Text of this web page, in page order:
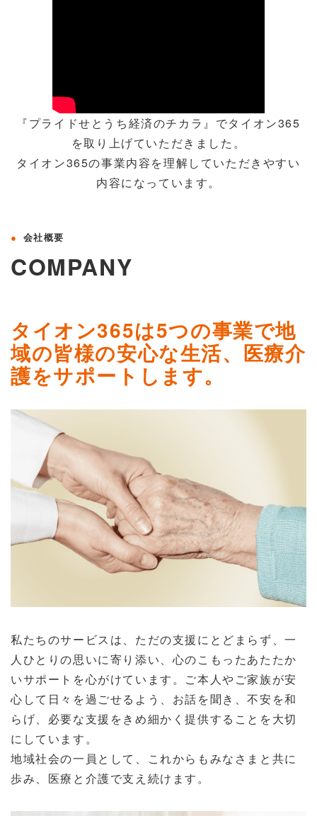
『プライドせとうち経済のチカラ』でタイオン365
を取り上げていただきました。
タイオン365の事業内容を理解していただきやすい
内容になっています。
COMPANY
会社概要
タイオン365は5つの事業で地
域の皆様の安心な生活、医療介
護をサポートします。
私たちのサービスは、ただの支援にとどまらず、一
人ひとりの思いに寄り添い、心のこもったあたたか
いサポートを心がけています。ご本人やご家族が安
心して日々を過ごせるよう、お話を聞き、不安を和
らげ、必要な支援をきめ細かく提供することを大切
にしています。
地域社会の一員として、これからもみなさまと共に
歩み、医療と介護で支え続けます。